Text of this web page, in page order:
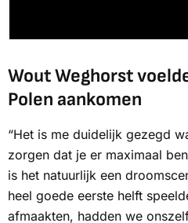
Wout Weghorst
Polen aankomen
“Het is me duidelijk gezegd
zorgen dat je er maximaal
is het natuurlijk een
heel goede eerste helft
afmaakten, hadden we